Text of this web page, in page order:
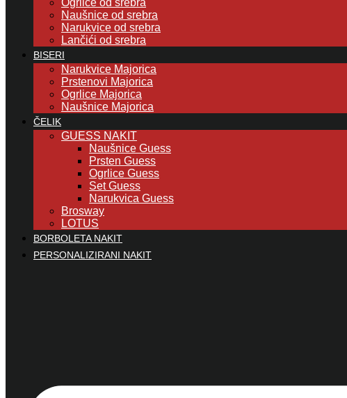
Ogrlice od srebra
Naušnice od srebra
Narukvice od srebra
Lančići od srebra
BISERI
Narukvice Majorica
Prstenovi Majorica
Ogrlice Majorica
Naušnice Majorica
ČELIK
GUESS NAKIT
Naušnice Guess
Prsten Guess
Ogrlice Guess
Set Guess
Narukvica Guess
Brosway
LOTUS
BORBOLETA NAKIT
PERSONALIZIRANI NAKIT